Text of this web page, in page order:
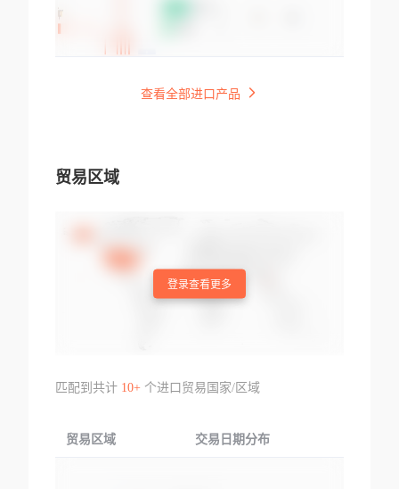
查看全部进口产品
贸易区域
登录查看更多
匹配到共计 10+个进口贸易国家/区域
贸易区域 交易日期分布